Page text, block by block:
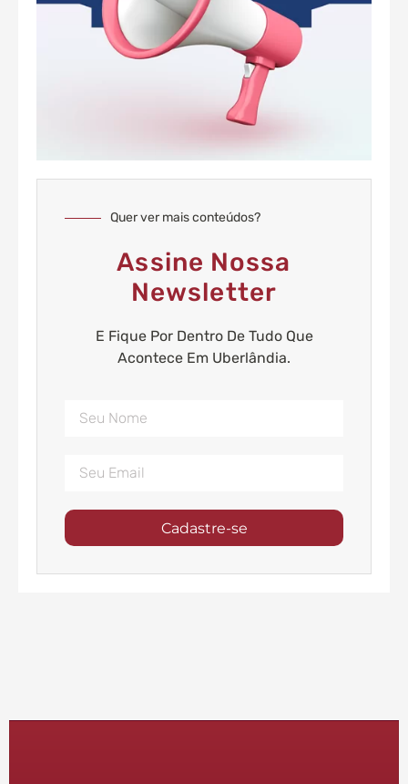
Quer ver mais conteúdos?
Assine Nossa
Newsletter
E Fique Por Dentro De Tudo Que
Acontece Em Uberlândia.
Cadastre-se